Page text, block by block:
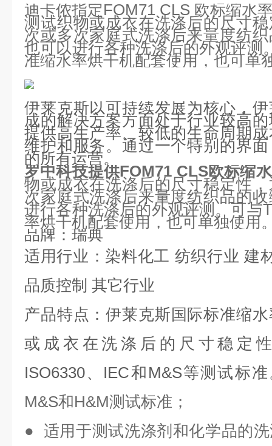
迪卡侬指定FOM71 CLS 欧标缩水
测试织物或成衣在洗涤后的尺寸
次或多次家庭式洗涤后来量度纺
也可以进行各种洗涤后的外观评测
准缩水率烘干机配套使用，也可单
伊莱克斯以可持续发展为核心，
成的解决方案方面处于行业较高
提供高生产率、较低的生命周期
维护和服务。通过一个特别的界
的所有运营。
罗中科技提供FOM71 CLS欧标缩
物或成衣在洗涤后的尺寸稳定性
次家庭式洗涤后来量度纺织品的
进行各种洗涤后的外观评测。可与
率烘干机配套使用，也可单独使用
品牌 ：瑞典
适用行业 ：染料化工 纺织行业 建
品质控制 其它行业
产品特点 ：伊莱克斯国际标准缩
或成衣在洗涤后的尺寸稳定
ISO6330、IEC和M&S等测试标
M&S和H&M测试标准；
● 适用于测试洗涤剂和化学品的